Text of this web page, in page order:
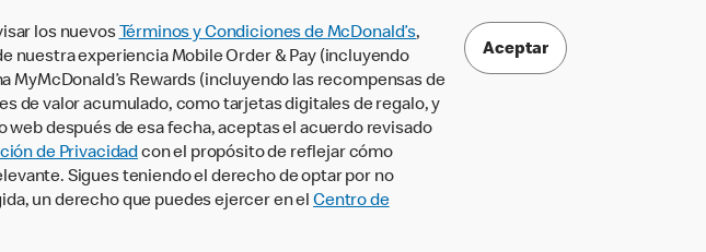
los nuevos Términos y Condiciones de McDonald’s,
nuestra experiencia Mobile Order & Pay (incluyendo
Rewards (incluyendo las recompensas de
de valor acumulado, como tarjetas digitales de regalo, y
después de esa fecha, aceptas el acuerdo revisado
de Privacidadcon el propósito de reflejar cómo
Sigues teniendo el derecho de optar por no
un derecho que puedes ejercer en el Centro de
Aceptar